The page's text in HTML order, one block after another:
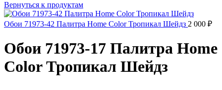
Вернуться к продуктам
Обои 71973-42 Палитра Home Color Тропикал Шейдз 2 000 ₽
Обои 71973-17 Палитра Home
Color Тропикал Шейдз